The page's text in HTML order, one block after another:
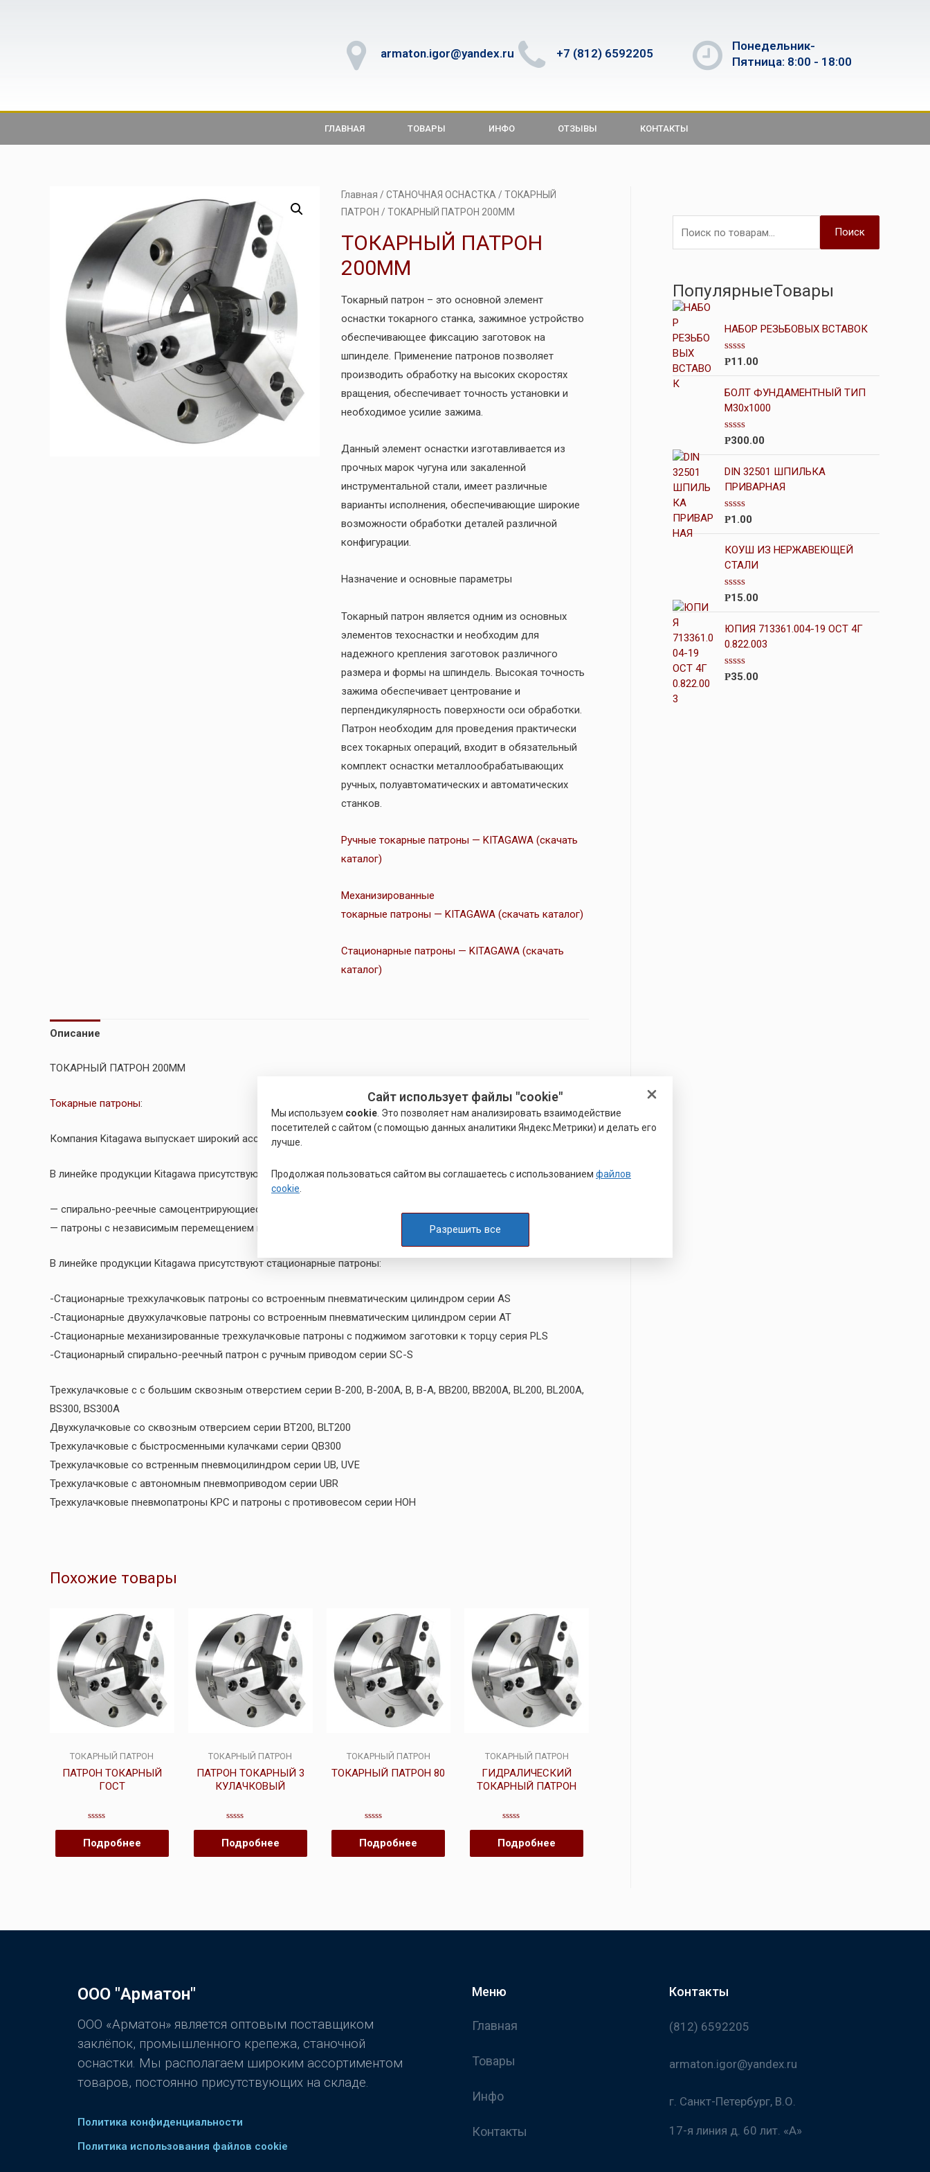
armaton.igor@yandex.ru +7 (812) 6592205
Понедельник-
Пятница: 8:00 - 18:00
ГЛАВНАЯ ТОВАРЫ ИНФО ОТЗЫВЫ КОНТАКТЫ
Главная / СТАНОЧНАЯ ОСНАСТКА / ТОКАРНЫЙ
ПАТРОН / ТОКАРНЫЙ ПАТРОН 200ММ
ТОКАРНЫЙ ПАТРОН
200ММ
Токарный патрон – это основной элемент
оснастки токарного станка, зажимное устройство
обеспечивающее фиксацию заготовок на
шпинделе. Применение патронов позволяет
производить обработку на высоких скоростях
вращения, обеспечивает точность установки и
необходимое усилие зажима.
Данный элемент оснастки изготавливается из
прочных марок чугуна или закаленной
инструментальной стали, имеет различные
варианты исполнения, обеспечивающие широкие
возможности обработки деталей различной
конфигурации.
Назначение и основные параметры
Токарный патрон является одним из основных
элементов техоснастки и необходим для
надежного крепления заготовок различного
размера и формы на шпиндель. Высокая точность
зажима обеспечивает центрование и
перпендикулярность поверхности оси обработки.
Патрон необходим для проведения практически
всех токарных операций, входит в обязательный
комплект оснастки металлообрабатывающих
ручных, полуавтоматических и автоматических
станков.
Ручные токарные патроны — KITAGAWA (скачать
каталог)
Механизированные
токарные патроны — KITAGAWA (скачать каталог)
Стационарные патроны — KITAGAWA (скачать
каталог)
Описание
ТОКАРНЫЙ ПАТРОН 200ММ
Токарные патроны:
Компания Kitagawa выпускает широкий ассортимент механизированных патронов с открытым центром.
В линейке продукции Kitagawa присутствуют двух, трех и четырехкулачковые патроны с ручным приводом:
— спирально-реечные самоцентрирующиеся патроны серии SC, JN, JN..T, JN..RA, JT, JS,
— патроны с независимым перемещением кулачков серии IC, IA,
В линейке продукции Kitagawa присутствуют стационарные патроны:
-Стационарные трехкулачковык патроны со встроенным пневматическим цилиндром серии AS
-Стационарные двухкулачковые патроны со встроенным пневматическим цилиндром серии AT
-Стационарные механизированные трехкулачковые патроны с поджимом заготовки к торцу серия PLS
-Стационарный спирально-реечный патрон с ручным приводом серии SC-S
Трехкулачковые c с большим сквозным отверстием серии В-200, В-200А, В, В-А, ВВ200, ВВ200А, BL200, BL200A,
BS300, BS300A
Двухкулачковые со сквозным отверсием серии BT200, BLT200
Трехкулачковые с быстросменными кулачками серии QB300
Трехкулачковые со встренным пневмоцилиндром серии UB, UVE
Трехкулачковые с автономным пневмоприводом серии UBR
Трехкулачковые пневмопатроны KPC и патроны с противовесом серии HOH
Похожие товары
ТОКАРНЫЙ ПАТРОН
ПАТРОН ТОКАРНЫЙ
ГОСТ
Оценка
0
из
Подробнее
ТОКАРНЫЙ ПАТРОН
ПАТРОН ТОКАРНЫЙ 3
КУЛАЧКОВЫЙ
Оценка
0
из
Подробнее
ТОКАРНЫЙ ПАТРОН
ТОКАРНЫЙ ПАТРОН 80
Оценка
0
из
Подробнее
ТОКАРНЫЙ ПАТРОН
ГИДРАЛИЧЕСКИЙ
ТОКАРНЫЙ ПАТРОН
Оценка
0
из
Подробнее
Поиск
ПопулярныеТовары
НАБОР РЕЗЬБОВЫХ ВСТАВОК
О
н
к
а
0
з
5
Р11.00
БОЛТ ФУНДАМЕНТНЫЙ ТИП
М30х1000
О
н
к
а
0
з
5
Р300.00
DIN 32501 ШПИЛЬКА
ПРИВАРНАЯ
О
н
к
а
0
з
5
Р1.00
КОУШ ИЗ НЕРЖАВЕЮЩЕЙ
СТАЛИ
О
н
к
а
0
з
Р15.00
ЮПИЯ 713361.004-19 ОСТ 4Г
0.822.003
О
Р35.00
ООО "Арматон"
ООО «Арматон» является оптовым поставщиком
заклёпок, промышленного крепежа, станочной
оснастки. Мы располагаем широким ассортиментом
товаров, постоянно присутствующих на складе.
Политика конфиденциальности
Политика использования файлов cookie
Меню
Главная
Товары
Инфо
Контакты
Контакты
(812) 6592205
armaton.igor@yandex.ru
г. Санкт-Петербург, В.О.
17-я линия д. 60 лит. «А»
Сайт использует файлы "cookie"
Мы используем cookie . Это позволяет нам анализировать взаимодействие
посетителей с сайтом (с помощью данных аналитики Яндекс.Метрики) и делать его
лучше.
Продолжая пользоваться сайтом вы соглашаетесь с использованием файлов
cookie
Разрешить все